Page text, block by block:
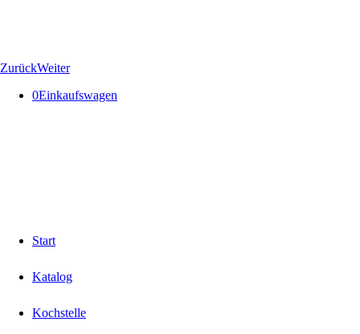
ZurückWeiter
0Einkaufswagen
Start
Katalog
Kochstelle